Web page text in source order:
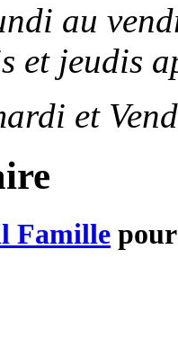
au
et jeudis
et
Famille